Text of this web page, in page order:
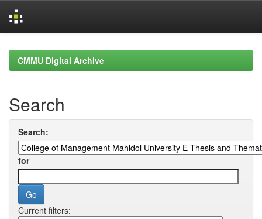
navigationCMMU Digital Archive
Search
Search:
for
Current filters: